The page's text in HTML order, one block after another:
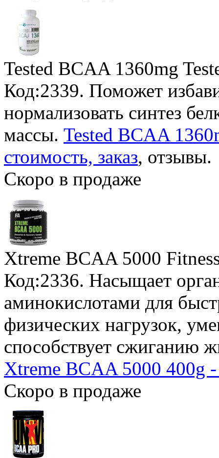
Tested BCAA 1360mg
Код:2339. Поможет
нормализовать синтез
массы. Tested BCAA
стоимость, заказ, отзывы.
Скоро в продаже
Xtreme BCAA 5000
Код:2336. Насыщает
аминокислотами для
физических нагрузок,
способствует сжиганию
Xtreme BCAA 5000 400g
Скоро в продаже